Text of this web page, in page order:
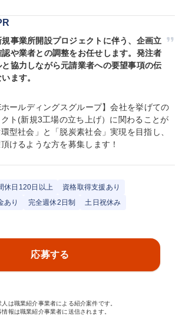
事業所開設プロジェクトに伴う、企画立
や業者との調整をお任せします。発注者
協力しながら元請業者への要望事項の伝
ます。
ホールディングスグループ】会社を挙げての
ト(新規3工場の立ち上げ）に関わることが
型社会」と「脱炭素社会」実現を目指し、
けるような方を募集します！
休日120日以上
資格取得支援あり
あり 完全週休2日制 土日祝休み
応募する
人は職業紹介事業者による紹介案件です。
情報は職業紹介事業者に送信されます。